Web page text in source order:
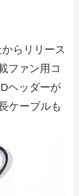
らリリース
ファン用コ
ヘッダーが
ケーブルも